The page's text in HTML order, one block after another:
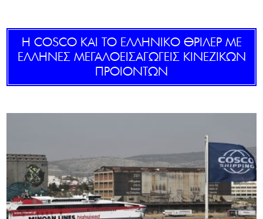
SOOZIE’S FRIENDS
HEALTH
MEDIALAND
DRIVE
Η COSCO ΚΑΙ ΤΟ ΕΛΛΗΝΙΚΟ ΘΡΙΛΕΡ ΜΕ
ΈΛΛΗΝΕΣ ΜΕΓΑΛΟΕΙΣΑΓΩΓΕΙΣ ΚΙΝΕΖΙΚΩΝ
ΠΡΟΙΟΝΤΩΝ